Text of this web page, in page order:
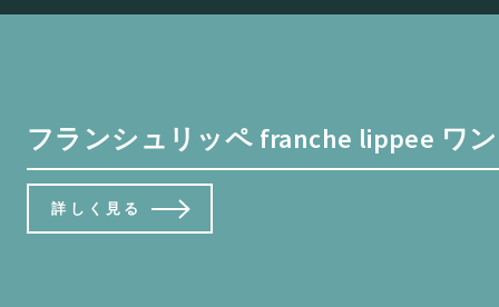
フランシュリッペ franche lippee ワ
詳しく見る